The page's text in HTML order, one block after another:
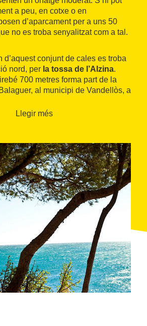
a peu, en cotxe o en
d’aparcament per a uns 50
no es troba senyalitzat com a tal.
d’aquest conjunt de cales es troba
nord, per la tossa de l’Alzina.
700 metres forma part de la
al municipi de Vandellòs, a
GR 92. Per als amants de la
Llegir més